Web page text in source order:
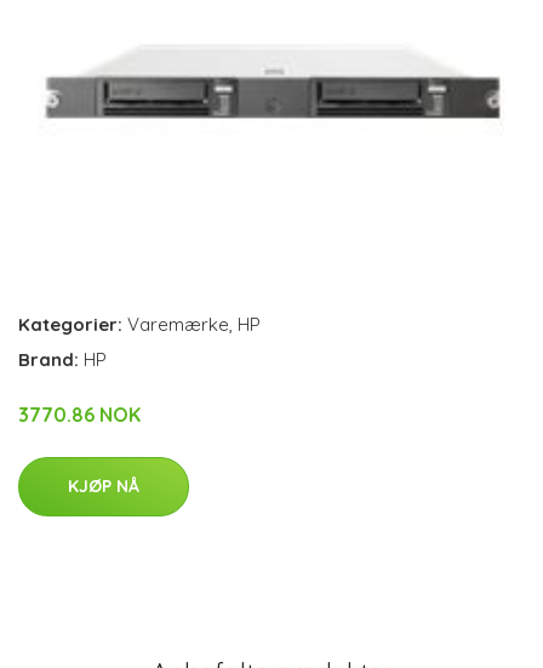
Kategorier: Varemærke HP
Brand: HP
3770.86 NOK
KJØP NÅ